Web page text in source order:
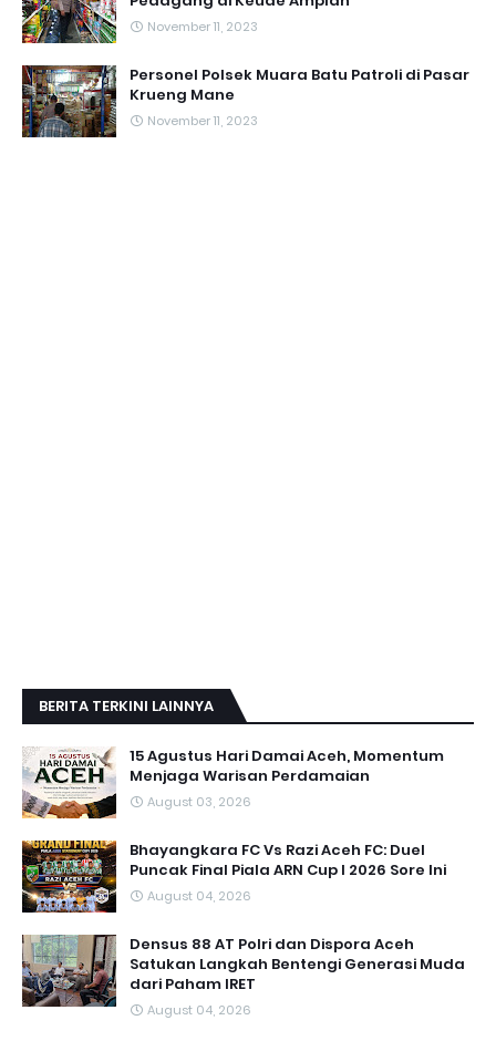
November 11, 2023
Personel Polsek Muara Batu Patroli di Pasar
Krueng Mane
November 11, 2023
BERITA TERKINI LAINNYA
15 Agustus Hari Damai Aceh, Momentum
Menjaga Warisan Perdamaian
August 03, 2026
Bhayangkara FC Vs Razi Aceh FC: Duel
Puncak Final Piala ARN Cup I 2026 Sore Ini
August 04, 2026
Densus 88 AT Polri dan Dispora Aceh
Satukan Langkah Bentengi Generasi Muda
dari Paham IRET
August 04, 2026